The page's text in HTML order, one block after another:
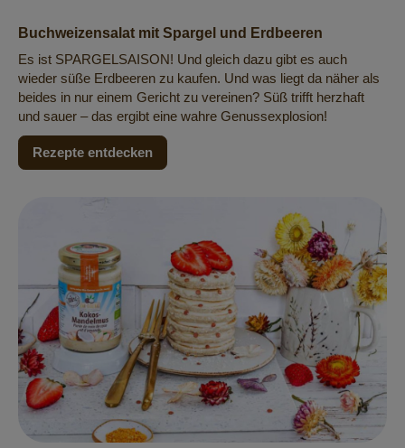
Buchweizensalat mit Spargel und Erdbeeren
Es ist SPARGELSAISON! Und gleich dazu gibt es auch
wieder süße Erdbeeren zu kaufen. Und was liegt da näher als
beides in nur einem Gericht zu vereinen? Süß trifft herzhaft
und sauer – das ergibt eine wahre Genussexplosion!
Rezepte entdecken